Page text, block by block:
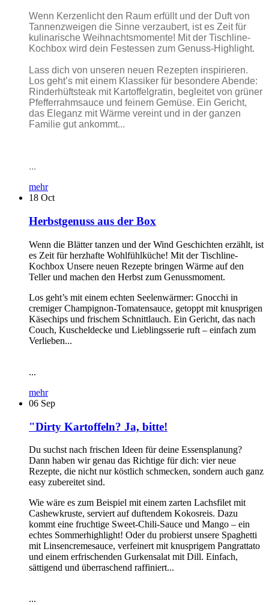
Wenn Kerzenlicht den Raum erfüllt und der Duft von
Tannenzweigen die Sinne verzaubert, ist es Zeit für
kulinarische Weihnachtsmomente! Mit der Tischline-
Kochbox wird dein Festessen zum Genuss-Highlight.
Lass dich von unseren neuen Rezepten inspirieren.
Los geht’s mit einem Klassiker für besondere Abende:
Rinderhüftsteak mit Kartoffelgratin, begleitet von grüner
Pfefferrahmsauce und feinem Gemüse. Ein Gericht,
das Eleganz mit Wärme vereint und in der ganzen
Familie gut ankommt...
...
mehr
18 Oct
Herbstgenuss aus der Box
Wenn die Blätter tanzen und der Wind Geschichten erzählt, ist
es Zeit für herzhafte Wohlfühlküche! Mit der Tischline-
Kochbox Unsere neuen Rezepte bringen Wärme auf den
Teller und machen den Herbst zum Genussmoment.
Los geht’s mit einem echten Seelenwärmer: Gnocchi in
cremiger Champignon-Tomatensauce, getoppt mit knusprigen
Käsechips und frischem Schnittlauch. Ein Gericht, das nach
Couch, Kuscheldecke und Lieblingsserie ruft – einfach zum
Verlieben...
...
mehr
06 Sep
"Dirty Kartoffeln? Ja, bitte!
Du suchst nach frischen Ideen für deine Essensplanung?
Dann haben wir genau das Richtige für dich: vier neue
Rezepte, die nicht nur köstlich schmecken, sondern auch ganz
easy zubereitet sind.
Wie wäre es zum Beispiel mit einem zarten Lachsfilet mit
Cashewkruste, serviert auf duftendem Kokosreis. Dazu
kommt eine fruchtige Sweet-Chili-Sauce und Mango – ein
echtes Sommerhighlight! Oder du probierst unsere Spaghetti
mit Linsencremesauce, verfeinert mit knusprigem Pangrattato
und einem erfrischenden Gurkensalat mit Dill. Einfach,
sättigend und überraschend raffiniert...
...